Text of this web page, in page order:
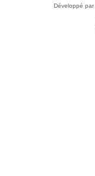
Développé par